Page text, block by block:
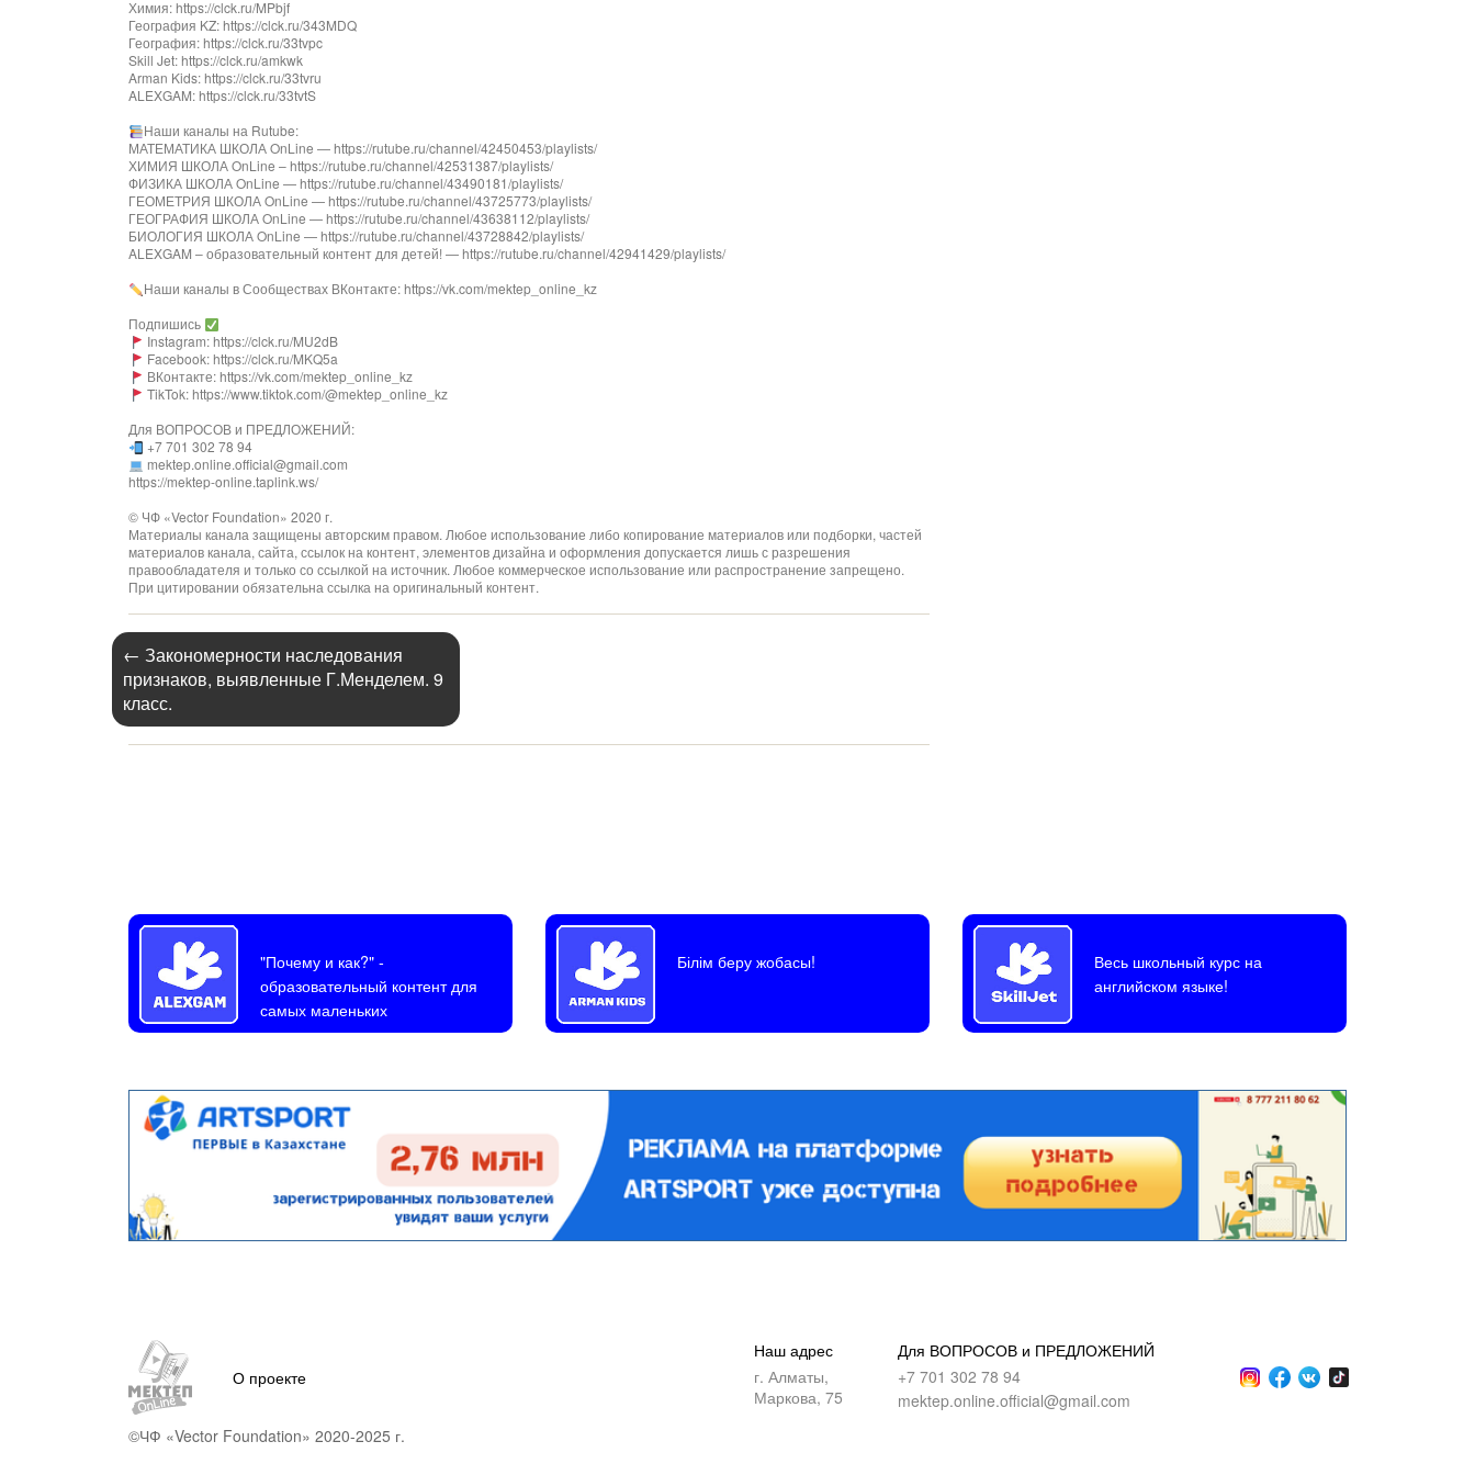
Химия: https://clck.ru/MPbjf
География KZ: https://clck.ru/343MDQ
География: https://clck.ru/33tvpc
Skill Jet: https://clck.ru/amkwk
Arman Kids: https://clck.ru/33tvru
ALEXGAM: https://clck.ru/33tvtS
Наши каналы на Rutube:
МАТЕМАТИКА ШКОЛА OnLine — https://rutube.ru/channel/42450453/playlists/
ХИМИЯ ШКОЛА OnLine – https://rutube.ru/channel/42531387/playlists/
ФИЗИКА ШКОЛА OnLine — https://rutube.ru/channel/43490181/playlists/
ГЕОМЕТРИЯ ШКОЛА OnLine — https://rutube.ru/channel/43725773/playlists/
ГЕОГРАФИЯ ШКОЛА OnLine — https://rutube.ru/channel/43638112/playlists/
БИОЛОГИЯ ШКОЛА OnLine — https://rutube.ru/channel/43728842/playlists/
ALEXGAM – образовательный контент для детей! — https://rutube.ru/channel/42941429/playlists/
Наши каналы в Сообществах ВКонтакте: https://vk.com/mektep_online_kz
Подпишись
Instagram: https://clck.ru/MU2dB
Facebook: https://clck.ru/MKQ5a
ВКонтакте: https://vk.com/mektep_online_kz
TikTok: https://www.tiktok.com/@mektep_online_kz
Для ВОПРОСОВ и ПРЕДЛОЖЕНИЙ:
+7 701 302 78 94
mektep.online.official@gmail.com
https://mektep-online.taplink.ws/
© ЧФ «Vector Foundation» 2020 г.
Материалы канала защищены авторским правом. Любое использование либо копирование материалов или подборки, частей
материалов канала, сайта, ссылок на контент, элементов дизайна и оформления допускается лишь с разрешения
правообладателя и только со ссылкой на источник. Любое коммерческое использование или распространение запрещено.
При цитировании обязательна ссылка на оригинальный контент.
← Закономерности наследования
признаков, выявленные Г.Менделем. 9
класс.
"Почему и как?"-
образовательный контент для
самых маленьких
Білім беру жобасы!
Весь школьный курс на
английском языке!
О проекте
Наш адрес
г. Алматы,
Маркова, 75
Для ВОПРОСОВ и ПРЕДЛОЖЕНИЙ
+7 701 302 78 94
mektep.online.official@gmail.com
©ЧФ «Vector Foundation» 2020-2025 г.